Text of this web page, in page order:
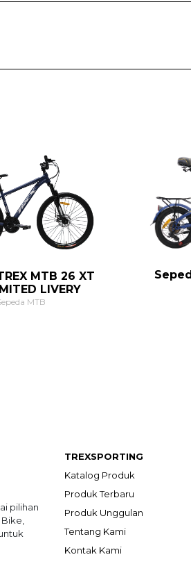
MTB 26 XT
LIVERY
MTB
pilihan
TREXSPORTING
Katalog Produk
Produk Terbaru
Produk Unggulan
Tentang Kami
Kontak Kami